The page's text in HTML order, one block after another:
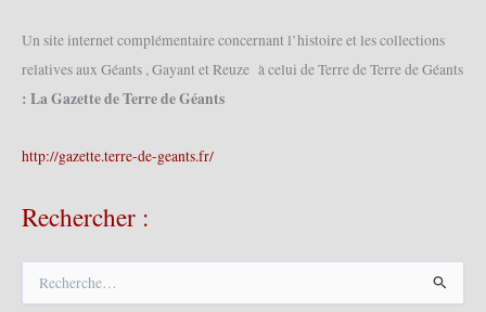
Un site internet complémentaire concernant l’histoire et les collections
relatives aux Géants , Gayant et Reuze à celui de Terre de Terre de Géants
: La Gazette de Terre de Géants
http://gazette.terre-de-geants.fr/
Rechercher :